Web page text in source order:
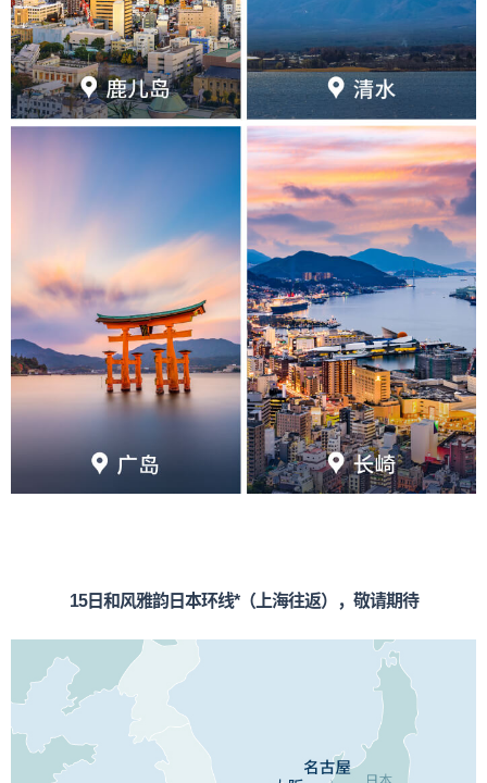
15日和风雅韵日本环线*（上海往返），敬请期待